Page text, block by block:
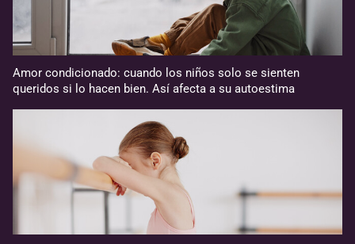
Amor condicionado: cuando los niños solo se sienten
queridos si lo hacen bien. Así afecta a su autoestima